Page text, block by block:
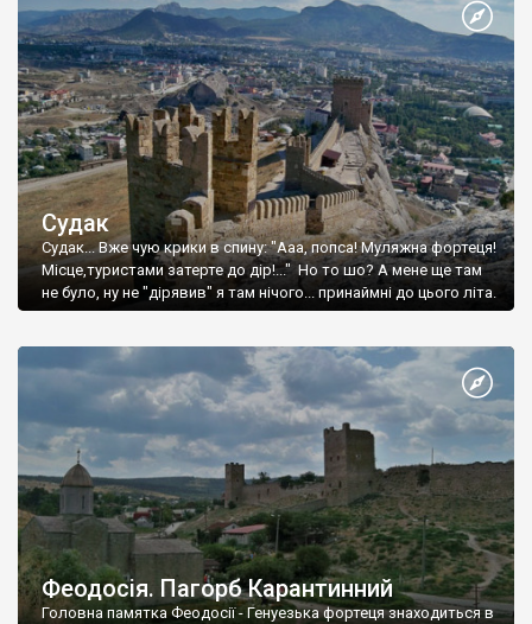
Судак
Судак... Вже чую крики в спину: "Ааа, попса! Муляжна фортеця!
Місце,туристами затерте до дір!..." Но то шо? А мене ще там
не було, ну не "дірявив" я там нічого... принаймні до цього літа.
Феодосія. Пагорб Карантинний
Головна памятка Феодосії - Генуезька фортеця знаходиться в